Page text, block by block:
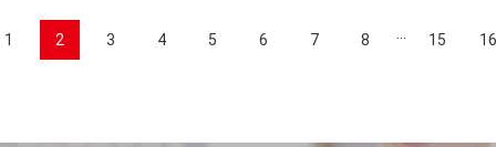
1 2 3 4 5 6 7 8 15 16